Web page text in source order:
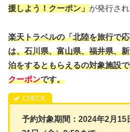
援しよう！クーポン」 が発行され
楽天トラベルの「北陸を旅行で
は、石川県、富山県、福井県、
泊をするともらえるの対象施設
クーポンです。
予約対象期間：2024年2月15